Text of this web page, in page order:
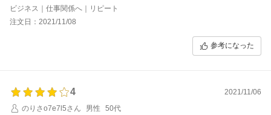
ビジネス｜仕事関係へ｜リピート
注文日：2021/11/08
参考になった
4
2021/11/06
のりさo7e7l5さん
男性 50代